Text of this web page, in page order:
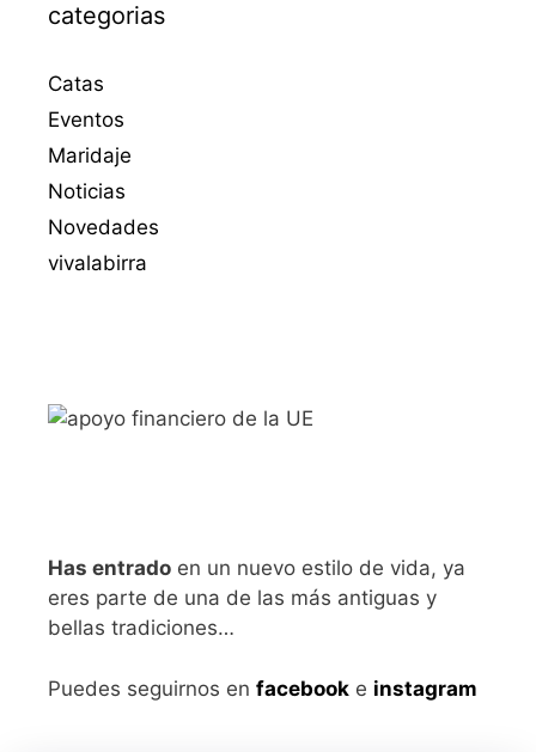
categorias
Catas
Eventos
Maridaje
Noticias
Novedades
vivalabirra
Has entrado en un nuevo estilo de vida, ya
eres parte de una de las más antiguas y
bellas tradiciones…
Puedes seguirnos en facebook e instagram